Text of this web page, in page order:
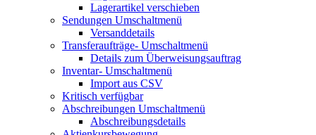
Lagerartikel verschieben
Sendungen Umschaltmenü
Versanddetails
Transferaufträge- Umschaltmenü
Details zum Überweisungsauftrag
Inventar- Umschaltmenü
Import aus CSV
Kritisch verfügbar
Abschreibungen Umschaltmenü
Abschreibungsdetails